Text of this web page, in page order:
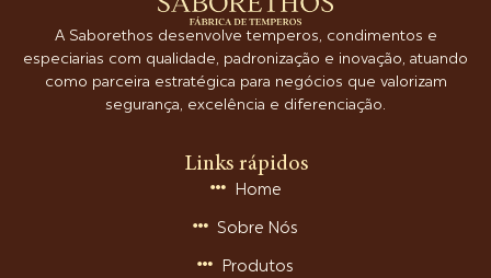
A Saborethos desenvolve temperos, condimentos e
especiarias com qualidade, padronização e inovação, atuando
como parceira estratégica para negócios que valorizam
segurança, excelência e diferenciação.
Links rápidos
Home
Sobre Nós
Produtos